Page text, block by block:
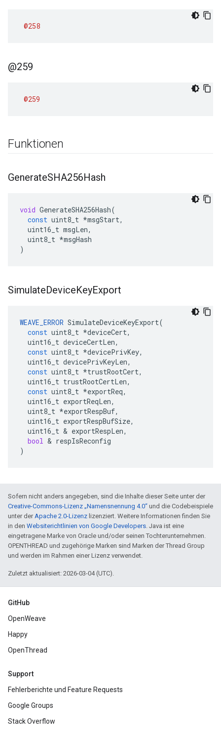
@258
@259
@259
Funktionen
GenerateSHA256Hash
void GenerateSHA256Hash(
const uint8_t *msgStart,
uint16_t msgLen,
uint8_t *msgHash
)
SimulateDeviceKeyExport
WEAVE_ERROR SimulateDeviceKeyExport(
const uint8_t *deviceCert,
uint16_t deviceCertLen,
const uint8_t *devicePrivKey,
uint16_t devicePrivKeyLen,
const uint8_t *trustRootCert,
uint16_t trustRootCertLen,
const uint8_t *exportReq,
uint16_t exportReqLen,
uint8_t *exportRespBuf,
uint16_t exportRespBufSize,
uint16_t & exportRespLen,
bool & respIsReconfig
)
Sofern nicht anders angegeben, sind die Inhalte dieser Seite unter der
Creative-Commons-Lizenz „Namensnennung 4.0“ und die Codebeispiele
unter derApache 2.0-Lizenz lizenziert. Weitere Informationen finden Sie
in den Websiterichtlinien von Google Developers. Java ist eine
eingetragene Marke von Oracle und/oder seinen Tochterunternehmen.
OPENTHREAD und zugehörige Marken sind Marken der Thread Group
und werden im Rahmen einer Lizenz verwendet.
Zuletzt aktualisiert: 2026-03-04 (UTC).
GitHub
OpenWeave
Happy
OpenThread
Support
Fehlerberichte und Feature Requests
Google Groups
Stack Overflow